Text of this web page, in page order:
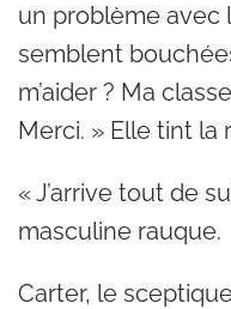
un problème avec
semblent
m’aider ? Ma
Merci. » Elle tint la
« J’arrive tout de
masculine rauque.
Carter, le